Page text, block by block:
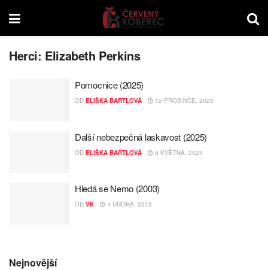
Herci: Elizabeth Perkins
Pomocnice (2025)
OD ELIŠKA BARTLOVÁ 12 PROSINCE, 2025
Další nebezpečná laskavost (2025)
OD ELIŠKA BARTLOVÁ 8 KVĚTNA, 2025
Hledá se Nemo (2003)
OD VK 4 ÚNORA, 2013
Nejnovější